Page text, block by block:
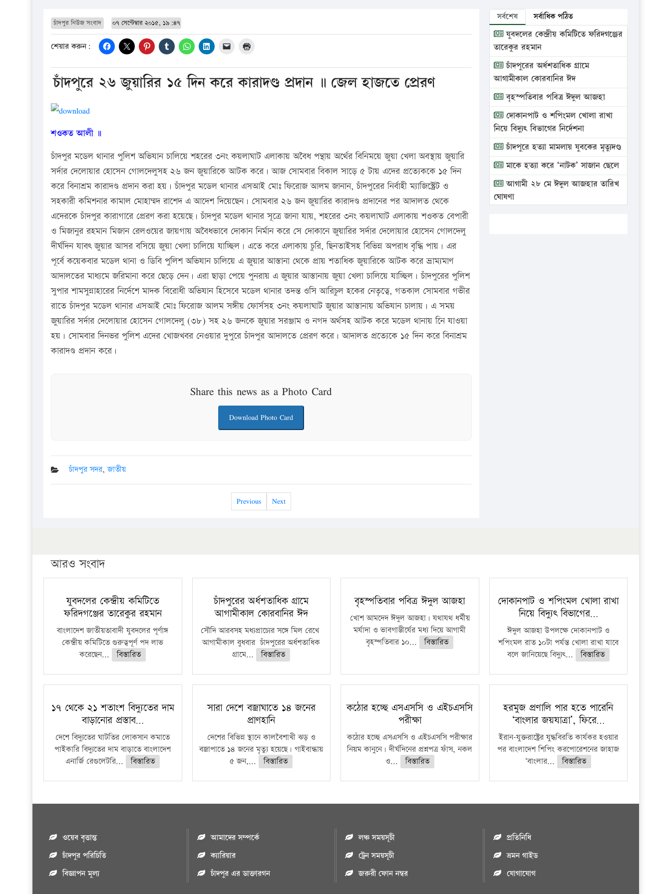
চাঁদপুর নিউজ সংবাদ ০৭ সেপ্টেম্বার ২০১৫, ১৯:৪৭
শেয়ার করুন:
চাঁদপুরে ২৬ জুয়ারির ১৫ দিন করে কারাদণ্ড প্রদান ॥ জেল হাজতে প্রেরণ
শওকত আলী ॥
চাঁদপুর মডেল থানার পুলিশ অভিযান চালিয়ে শহরের ৩নং কয়লাঘাট এলাকায় অবৈধ পন্থায় অর্থের বিনিময়ে জুয়া খেলা অবস্থায় জুয়ারি
সর্দার দেলোয়ার হোসেন গোলদেলুসহ ২৬ জন জুয়ারিকে আটক করে। আজ সোমবার বিকাল সাড়ে ৫ টায় এদের প্রত্যেককে ১৫ দিন
করে বিনাশ্রম কারাদণ্ড প্রদান করা হয়। চাঁদপুর মডেল থানার এসআই মোঃ ফিরোজ আলম জানান, চাঁদপুরের নির্বাহী ম্যাজিস্ট্রেট ও
সহকারী কমিশনার কামাল মোহাম্মদ রাশেদ এ আদেশ দিয়েছেন। সোমবার ২৬ জন জুয়ারির কারাদণ্ড প্রদানের পর আদালত থেকে
এদেরকে চাঁদপুর কারাগারে প্রেরণ করা হয়েছে। চাঁদপুর মডেল থানার সূত্রে জানা যায়, শহরের ৩নং কয়লাঘাট এলাকায় শওকত বেপারী
ও মিজানুর রহমান মিজান রেলওয়ের জায়গায় অবৈধভাবে দোকান নির্মান করে সে দোকানে জুয়ারির সর্দার দেলোয়ার হোসেন গোলদেলু
দীর্ঘদিন যাবৎ জুয়ার আসর বসিয়ে জুয়া খেলা চালিয়ে যাচ্ছিল। এতে করে এলাকায় চুরি, ছিনতাইসহ বিভিন্ন অপরাধ বৃদ্ধি পায়। এর
পূর্বে কয়েকবার মডেল থানা ও ডিবি পুলিশ অভিযান চালিয়ে এ জুয়ার আস্তানা থেকে প্রায় শতাধিক জুয়ারিকে আটক করে ভ্রাম্যমাণ
আদালতের মাধ্যমে জরিমানা করে ছেড়ে দেন। এরা ছাড়া পেয়ে পুনরায় এ জুয়ার আস্তানায় জুয়া খেলা চালিয়ে যাচ্ছিল। চাঁদপুরের পুলিশ
সুপার শামসুন্নাহারের নির্দেশে মাদক বিরোধী অভিযান হিসেবে মডেল থানার তদন্ত ওসি আরিচুল হকের নেতৃত্বে, গতকাল সোমবার গভীর
রাতে চাঁদপুর মডেল থানার এসআই মোঃ ফিরোজ আলম সঙ্গীয় ফোর্সসহ ৩নং কয়লাঘাট জুয়ার আস্তানায় অভিযান চালায়। এ সময়
জুয়ারির সর্দার দেলোয়ার হোসেন গোলদেলু (৩৮) সহ ২৬ জনকে জুয়ার সরঞ্জাম ও নগদ অর্থসহ আটক করে মডেল থানায় নিে যাওয়া
হয়। সোমবার দিনভর পুলিশ এদের খোজখবর নেওয়ার দুপুরে চাঁদপুর আদালতে প্রেরণ করে। আদালত প্রত্যেকে ১৫ দিন করে বিনাশ্রম
কারাদণ্ড প্রদান করে।
Share this news as a Photo Card
Download Photo Card
চাঁদপুর সদর,জাতীয়
Previous Next
সর্বশেষ সর্বাধিক পঠিত
যুবদলের কেন্দ্রীয় কমিটিতে ফরিদগঞ্জের
তারেকুর রহমান
চাঁদপুরের অর্ধশতাধিক গ্রামে
আগামীকাল কোরবানির ঈদ
বৃহস্পতিবার পবিত্র ঈদুল আজহা
দোকানপাট ও শপিংমল খোলা রাখা
নিয়ে বিদ্যুৎ বিভাগের নির্দেশনা
চাঁদপুরে হত্যা মামলায় যুবকের মৃত্যুদণ্ড
মাকে হত্যা করে ‘নাটক’ সাজান ছেলে
আগামী ২৮ মে ঈদুল আজহার তারিখ
ঘোষণা
আরও সংবাদ
যুবদলের কেন্দ্রীয় কমিটিতে
ফরিদগঞ্জের তারেকুর রহমান
বাংলাদেশ জাতীয়তাবাদী যুবদলের পূর্ণাঙ্গ
কেন্দ্রীয় কমিটিতে গুরুত্বপূর্ণ পদ লাভ
করেছেন...
বিস্তারিত
চাঁদপুরের অর্ধশতাধিক গ্রামে
আগামীকাল কোরবানির ঈদ
সৌদি আরবসহ মধ্যপ্রাচ্যের সঙ্গে মিল রেখে
আগামীকাল বুধবার চাঁদপুরের অর্ধশতাধিক
গ্রামে...
বিস্তারিত
বৃহস্পতিবার পবিত্র ঈদুল আজহা
খোশ আমদেদ ঈদুল আজহা। যথাযথ ধর্মীয়
মর্যাদা ও ভাবগাম্ভীর্যের মধ্য দিয়ে আগামী
বৃহস্পতিবার ১০...
বিস্তারিত
দোকানপাট ও শপিংমল খোলা রাখা
নিয়ে বিদ্যুৎ বিভাগের…
ঈদুল আজহা উপলক্ষে দোকানপাট ও
শপিংমল রাত ১০টা পর্যন্ত খোলা রাখা যাবে
বলে জানিয়েছে বিদ্যুৎ...
বিস্তারিত
১৭ থেকে ২১ শতাংশ বিদ্যুতের দাম
বাড়ানোর প্রস্তাব…
দেশে বিদ্যুতের ঘাটতির লোকসান কমাতে
পাইকারি বিদ্যুতের দাম বাড়াতে বাংলাদেশ
এনার্জি রেগুলেটরি...
বিস্তারিত
সারা দেশে বজ্রাঘাতে ১৪ জনের
প্রাণহানি
দেশের বিভিন্ন স্থানে কালবৈশাখী ঝড় ও
বজ্রাপাতে ১৪ জনের মৃত্যু হয়েছে। গাইবান্ধায়
৫ জন,...
বিস্তারিত
কঠোর হচ্ছে এসএসসি ও এইচএসসি
পরীক্ষা
কঠোর হচ্ছে এসএসসি ও এইচএসসি পরীক্ষার
নিয়ম কানুনে। দীর্ঘদিনের প্রশ্নপত্র ফাঁস, নকল
ও...
বিস্তারিত
হরমুজ প্রণালি পার হতে পারেনি
‘বাংলার জয়যাত্রা’, ফিরে…
ইরান-যুক্তরাষ্ট্রের যুদ্ধবিরতি কার্যকর হওয়ার
পর বাংলাদেশ শিপিং করপোরেশনের জাহাজ
‘বাংলার...
বিস্তারিত
ওয়েব বৃত্তান্ত
চাঁদপুর পরিচিতি
বিজ্ঞাপন মুল্য
আমাদের সম্পর্কে
ক্যারিয়ার
চাঁদপুর এর ডাক্তারগন
লঞ্চ সময়সূচী
ট্রেন সময়সূচী
জরুরী ফোন নম্বর
প্রতিনিধি
ভ্রমন গাইড
যোগাযোগ